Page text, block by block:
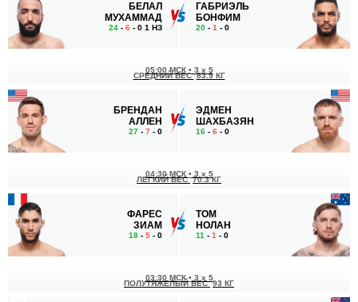
БЕЛАЛ
МУХАММАД
24 - 6 - 0 1 НЗ
ГАБРИЭЛЬ
БОНФИМ
20 - 1 - 0
БРЕНДАН
АЛЛЕН
27 - 7 - 0
05:00 МСК • 3 x 5
СРЕДНИЙ ВЕС 83.9 КГ
ЭДМЕН
ШАХБАЗЯН
16 - 6 - 0
ФАРЕС
ЗИАМ
18 - 5 - 0
04:30 МСК • 3 x 5
ЛЕГКИЙ ВЕС 70.3 КГ
ТОМ
НОЛАН
11 - 1 - 0
03:30 МСК• 3 x 5
ПОЛУТЯЖЕЛЫЙ ВЕС 93 КГ